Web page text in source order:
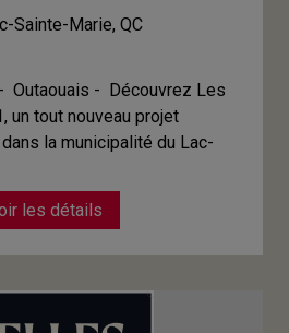
Sainte-Marie, QC
Outaouais - Découvrez Les
un tout nouveau projet
la municipalité du Lac-
les détails